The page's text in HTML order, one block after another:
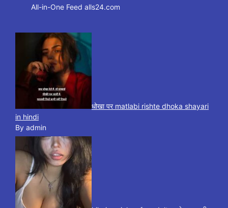
All-in-One Feed alls24.com
धोखा पर matlabi rishte dhoka shayari
in hindi
By admin